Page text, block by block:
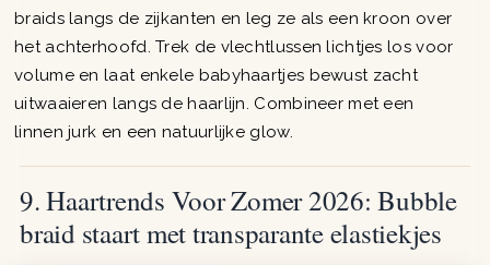
braids langs de zijkanten en leg ze als een kroon over
het achterhoofd. Trek de vlechtlussen lichtjes los voor
volume en laat enkele babyhaartjes bewust zacht
uitwaaieren langs de haarlijn. Combineer met een
linnen jurk en een natuurlijke glow.
9. Haartrends Voor Zomer 2026: Bubble
braid staart met transparante elastiekjes